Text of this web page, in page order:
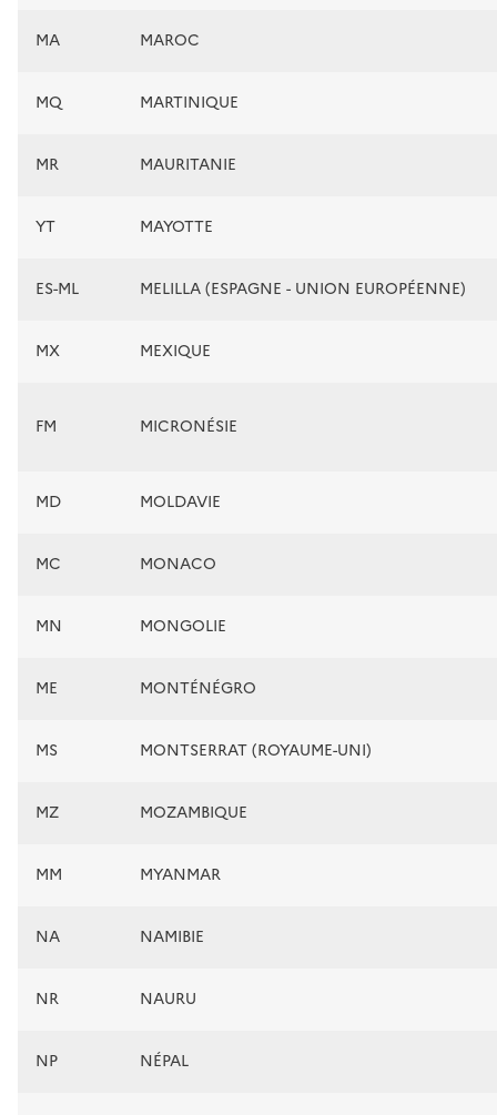
MA MAROC
MQ MARTINIQUE
MR MAURITANIE
YT MAYOTTE
ES-ML MELILLA (ESPAGNE - UNION EUROPÉENNE)
MX MEXIQUE
FM MICRONÉSIE
MD MOLDAVIE
MC MONACO
MN MONGOLIE
ME MONTÉNÉGRO
MS MONTSERRAT (ROYAUME-UNI)
MZ MOZAMBIQUE
MM MYANMAR
NA NAMIBIE
NR NAURU
NP NÉPAL